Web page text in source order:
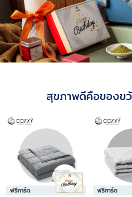
สุขภาพดีคือของ
ฟรีการ์ด ฟรีการ์ด